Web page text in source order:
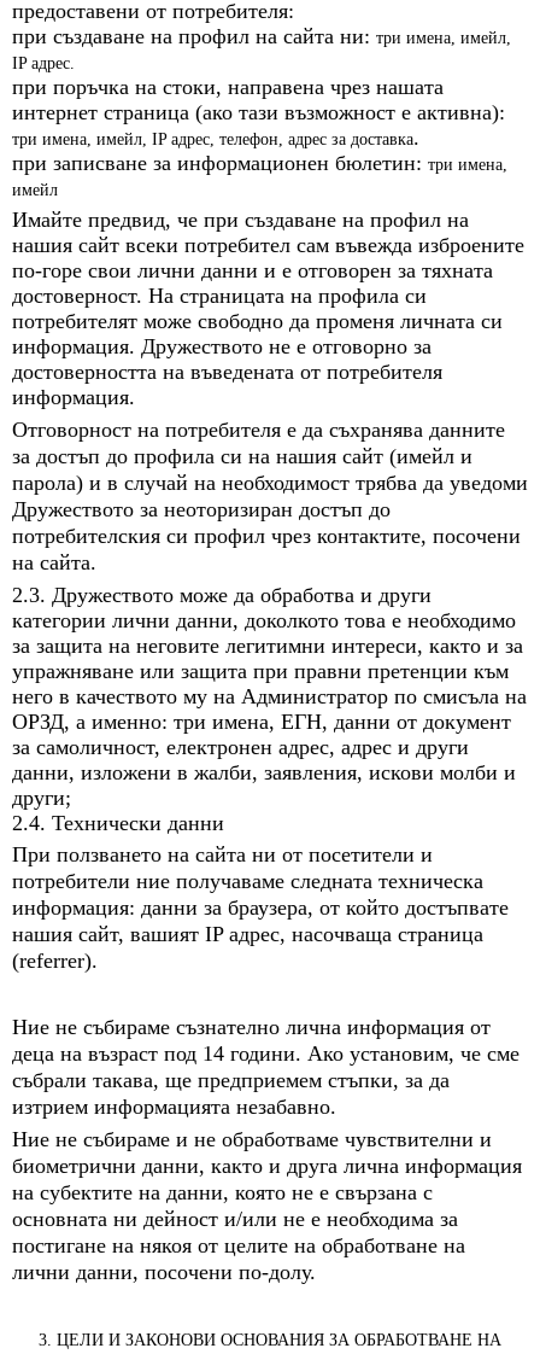
предоставени от потребителя:
при създаване на профил на сайта ни: три имена, имейл,
IP адрес.
при поръчка на стоки, направена чрез нашата
интернет страница (ако тази възможност е активна):
три имена, имейл, IP адрес, телефон, адрес за доставка.
при записване за информационен бюлетин: три имена,
имейл
Имайте предвид, че при създаване на профил на
нашия сайт всеки потребител сам въвежда изброените
по-горе свои лични данни и е отговорен за тяхната
достоверност. На страницата на профила си
потребителят може свободно да променя личната си
информация. Дружеството не е отговорно за
достоверността на въведената от потребителя
информация.
Отговорност на потребителя е да съхранява данните
за достъп до профила си на нашия сайт (имейл и
парола) и в случай на необходимост трябва да уведоми
Дружеството за неоторизиран достъп до
потребителския си профил чрез контактите, посочени
на сайта.
2.3. Дружеството може да обработва и други
категории лични данни, доколкото това е необходимо
за защита на неговите легитимни интереси, както и за
упражняване или защита при правни претенции към
него в качеството му на Администратор по смисъла на
ОРЗД, а именно: три имена, ЕГН, данни от документ
за самоличност, електронен адрес, адрес и други
данни, изложени в жалби, заявления, искови молби и
други;
2.4. Технически данни
При ползването на сайта ни от посетители и
потребители ние получаваме следната техническа
информация: данни за браузера, от който достъпвате
нашия сайт, вашият IP адрес, насочваща страница
(referrer).
Ние не събираме съзнателно лична информация от
деца на възраст под 14 години. Ако установим, че сме
събрали такава, ще предприемем стъпки, за да
изтрием информацията незабавно.
Ние не събираме и не обработваме чувствителни и
биометрични данни, както и друга лична информация
на субектите на данни, която не е свързана с
основната ни дейност и/или не е необходима за
постигане на някоя от целите на обработване на
лични данни, посочени по-долу.
3. ЦЕЛИ И ЗАКОНОВИ ОСНОВАНИЯ ЗА ОБРАБОТВАНЕ НА